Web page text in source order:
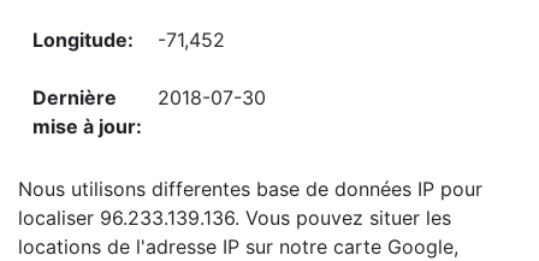
-71,452
2018-07-30
Nous utilisons differentes base de données IP pour
localiser 96.233.139.136. Vous pouvez situer les
locations de l'adresse IP sur notre carte Google,